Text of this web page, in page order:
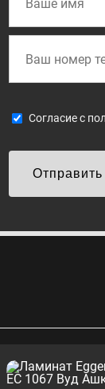
Cогласие с
Отправить